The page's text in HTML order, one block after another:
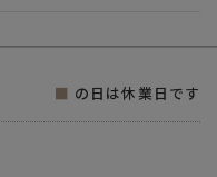
■ の日は休業日です